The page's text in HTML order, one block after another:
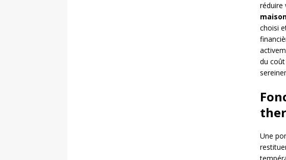
réduire
choisi
du
Une